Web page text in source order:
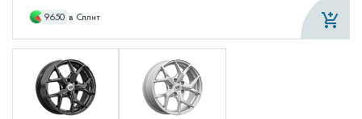
9650 в Сплит